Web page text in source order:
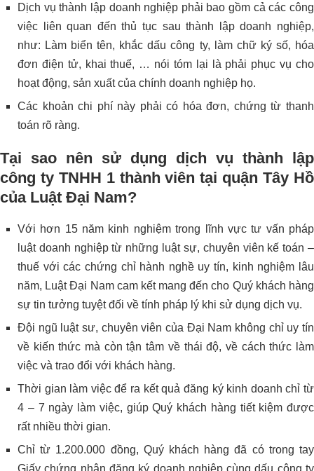
Dịch vụ thành lập doanh nghiệp phải bao gồm cả các công
việc liên quan đến thủ tục sau thành lập doanh nghiệp,
như: Làm biển tên, khắc dấu công ty, làm chữ ký số, hóa
đơn điện tử, khai thuế, … nói tóm lại là phải phục vụ cho
hoạt động, sản xuất của chính doanh nghiệp họ.
Các khoản chi phí này phải có hóa đơn, chứng từ thanh
toán rõ ràng.
Tại sao nên sử dụng dịch vụ thành lập
công ty TNHH 1 thành viên tại quận Tây Hồ
của Luật Đại Nam?
Với hơn 15 năm kinh nghiệm trong lĩnh vực tư vấn pháp
luật doanh nghiệp từ những luật sự, chuyên viên kế toán –
thuế với các chứng chỉ hành nghề uy tín, kinh nghiệm lâu
năm, Luật Đại Nam cam kết mang đến cho Quý khách hàng
sự tin tưởng tuyệt đối về tính pháp lý khi sử dụng dịch vụ.
Đội ngũ luật sư, chuyên viên của Đại Nam không chỉ uy tín
về kiến thức mà còn tận tâm về thái độ, về cách thức làm
việc và trao đổi với khách hàng.
Thời gian làm việc để ra kết quả đăng ký kinh doanh chỉ từ
4 – 7 ngày làm việc, giúp Quý khách hàng tiết kiệm được
rất nhiều thời gian.
Chỉ từ 1.200.000 đồng, Quý khách hàng đã có trong tay
Giấy chứng nhận đăng ký doanh nghiệp cùng dấu công ty